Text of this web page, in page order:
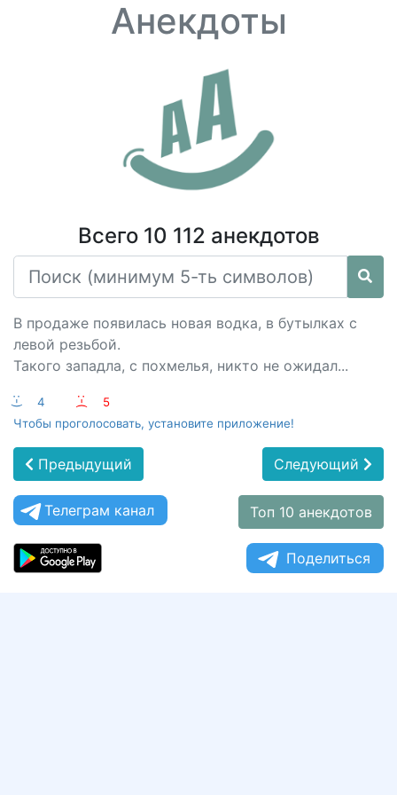
Анекдоты
Всего 10 112 анекдотов
В продаже появилась новая водка, в бутылках с
левой резьбой.
Такого западла, с похмелья, никто не ожидал...
:-) 4 :-(
5
Чтобы проголосовать, установите приложение!
Предыдущий Следующий
Телеграм канал Топ 10 анекдотов
Поделиться